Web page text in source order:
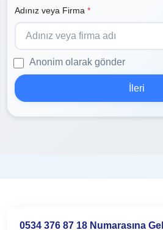
Adınız veya Firma *
Anonim olarak gönder
İleri
0534 376 87 18 Numarasına